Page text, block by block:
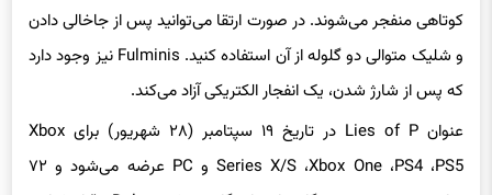
کوتاهی منفجر می‌شوند. در صورت ارتقا می‌توانید پس از جاخالی دادن
و شلیک متوالی دو گلوله از آن استفاده کنید. Fulminis نیز وجود دارد
که پس از شارژ شدن، یک انفجار الکتریکی آزاد می‌کند.
عنوان Lies of P در تاریخ ۱۹ سپتامبر (۲۸ شهریور) برای Xbox
Series X/S ،Xbox One ،PS4 ،PS5 و PC عرضه می‌شود و ۷۲